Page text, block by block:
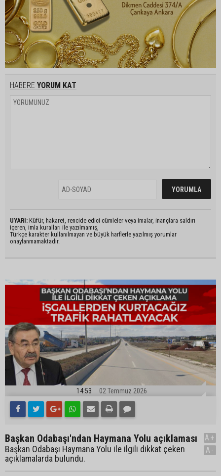
HABERE YORUM KAT
UYARI: Küfür, hakaret, rencide edici cümleler veya imalar, inançlara saldırı
içeren, imla kuralları ile yazılmamış,
Türkçe karakter kullanılmayan ve büyük harflerle yazılmış yorumlar
onaylanmamaktadır.
14:53 02 Temmuz 2026
Başkan Odabaşı'ndan Haymana Yolu açıklaması
Başkan Odabaşı Haymana Yolu ile ilgili dikkat çeken
açıklamalarda bulundu.
A+
A-